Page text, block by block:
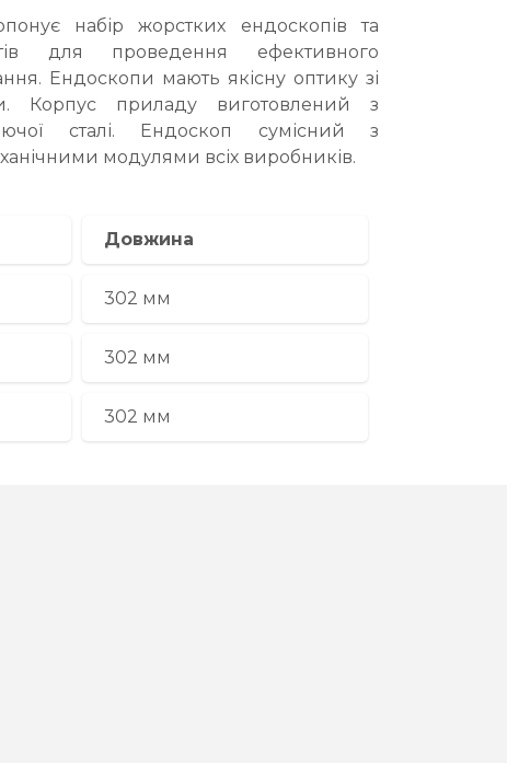
набір жорстких ендоскопів та
для проведення ефективного
Ендоскопи мають якісну оптику зі
Корпус приладу виготовлений з
сталі. Ендоскоп сумісний з
модулями всіх виробників.
Довжина
302 мм
302 мм
302 мм